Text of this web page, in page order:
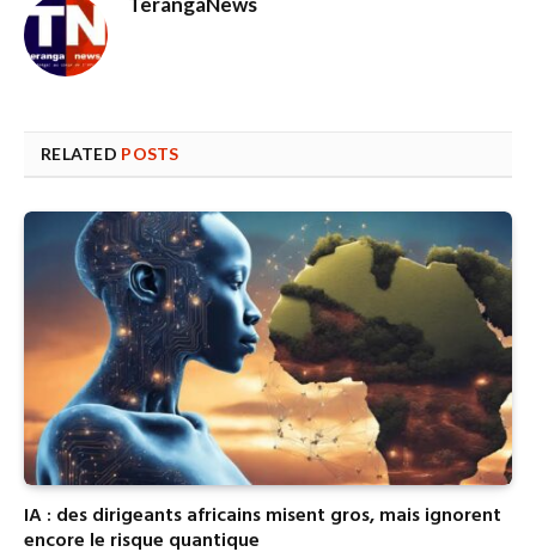
RELATED POSTS
IA : des dirigeants africains misent gros, mais ignorent
encore le risque quantique